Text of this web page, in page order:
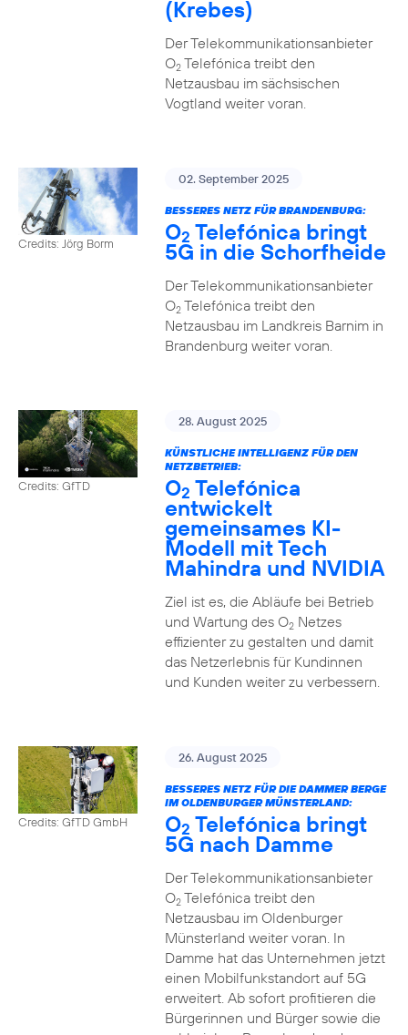
(Krebes)
Der Telekommunikationsanbieter
O2Telefónica treibt den
Netzausbau im sächsischen
Vogtland weiter voran.
Credits: Jörg Borm
02. September 2025
BESSERES NETZ FÜR BRANDENBURG:
O2 Telefónica bringt
5G in die Schorfheide
Der Telekommunikationsanbieter
O2Telefónica treibt den
Netzausbau im Landkreis Barnim in
Brandenburg weiter voran.
Credits: GfTD
28. August 2025
KÜNSTLICHE INTELLIGENZ FÜR DEN
NETZBETRIEB:
O2 Telefónica
entwickelt
gemeinsames KI-
Modell mit Tech
Mahindra und NVIDIA
Ziel ist es, die Abläufe bei Betrieb
und Wartung des O2Netzes
effizienter zu gestalten und damit
das Netzerlebnis für Kundinnen
und Kunden weiter zu verbessern.
Credits: GfTD GmbH
26. August 2025
BESSERES NETZ FÜR DIE DAMMER BERGE
IM OLDENBURGER MÜNSTERLAND:
O2 Telefónica bringt
5G nach Damme
Der Telekommunikationsanbieter
O2Telefónica treibt den
Netzausbau im Oldenburger
Münsterland weiter voran. In
Damme hat das Unternehmen jetzt
einen Mobilfunkstandort auf 5G
erweitert. Ab sofort profitieren die
Bürgerinnen und Bürger sowie die